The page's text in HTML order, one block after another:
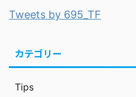
Tweets by 695_TF
カテゴリー
Tips